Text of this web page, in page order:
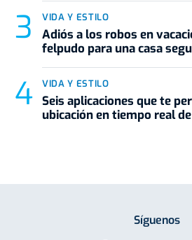
VIDA Y ESTILO
Adiós a los robos en
felpudo para una casa
VIDA Y ESTILO
Seis aplicaciones que te
ubicación en tiempo real
Síguenos